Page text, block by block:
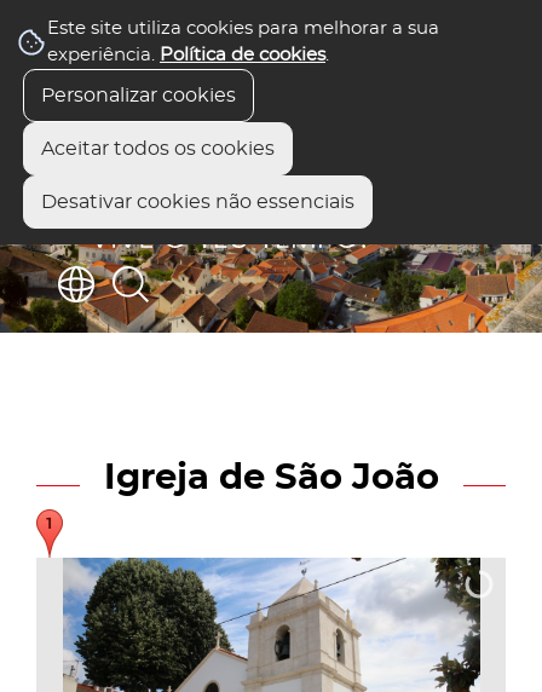
Este site utiliza cookies para melhorar a sua
experiência. Política de cookies.
Personalizar cookies
Aceitar todos os cookies
Desativar cookies não essenciais
Igreja de São João